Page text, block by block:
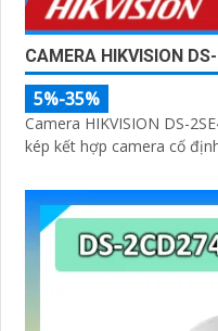
CAMERA HIKVISION
5%-35%
Camera HIKVISION DS-
kép kết hợp camera cố